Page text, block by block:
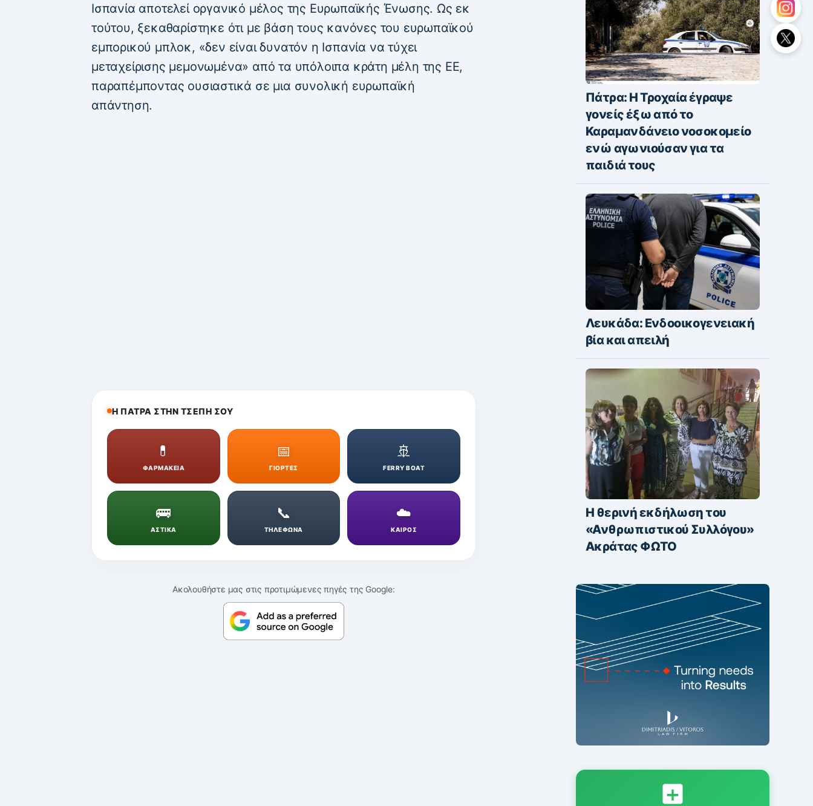
Ισπανία αποτελεί οργανικό μέλος της Ευρωπαϊκής Ένωσης. Ως εκ
τούτου, ξεκαθαρίστηκε ότι με βάση τους κανόνες του ευρωπαϊκού
εμπορικού μπλοκ, «δεν είναι δυνατόν η Ισπανία να τύχει
μεταχείρισης μεμονωμένα» από τα υπόλοιπα κράτη μέλη της ΕΕ,
παραπέμποντας ουσιαστικά σε μια συνολική ευρωπαϊκή
απάντηση.
Η ΠΑΤΡΑ ΣΤΗΝ ΤΣΕΠΗ ΣΟΥ
💊
ΦΑΡΜΑΚΕΙΑ
📅
ΓΙΟΡΤΕΣ
🚢
FERRY BOAT
🚌
ΑΣΤΙΚΑ
📞
ΤΗΛΕΦΩΝΑ
☁️
ΚΑΙΡΟΣ
Ακολουθήστε μας στις προτιμώμενες πηγές της Google:
Πάτρα: Η Τροχαία έγραψε
γονείς έξω από το
Καραμανδάνειο νοσοκομείο
ενώ αγωνιούσαν για τα
παιδιά τους
Λευκάδα: Ενδοοικογενειακή
βία και απειλή
Η θερινή εκδήλωση του
«Ανθρωπιστικού Συλλόγου»
Ακράτας ΦΩΤΟ